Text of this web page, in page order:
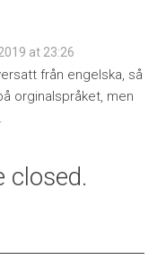
at 23:26
från engelska, så
orginalspråket, men
closed.